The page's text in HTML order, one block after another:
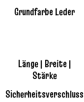
Grundfarbe Leder
Länge | Breite |
Stärke
Sicherheitsverschluss